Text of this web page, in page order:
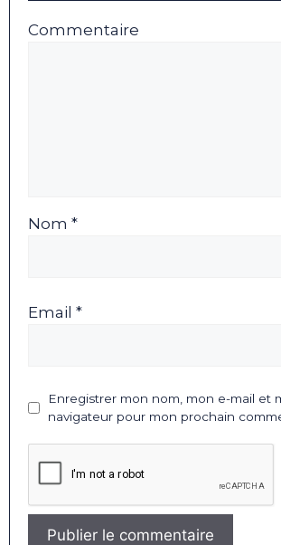
Commentaire
Nom *
Email *
Enregistrer mon nom, mon e-mail et
navigateur pour mon prochain